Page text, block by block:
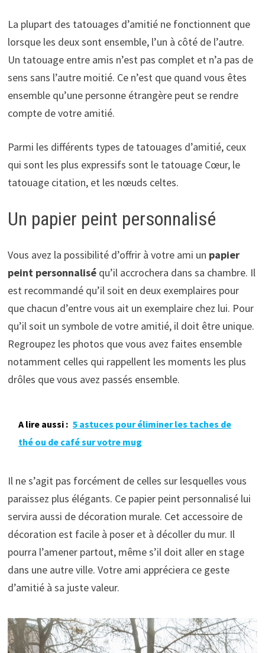
La plupart des tatouages d’amitié ne fonctionnent que
lorsque les deux sont ensemble, l’un à côté de l’autre.
Un tatouage entre amis n’est pas complet et n’a pas de
sens sans l’autre moitié. Ce n’est que quand vous êtes
ensemble qu’une personne étrangère peut se rendre
compte de votre amitié.
Parmi les différents types de tatouages d’amitié, ceux
qui sont les plus expressifs sont le tatouage Cœur, le
tatouage citation, et les nœuds celtes.
Un papier peint personnalisé
Vous avez la possibilité d’offrir à votre ami un papier
peint personnaliséqu’il accrochera dans sa chambre. Il
est recommandé qu’il soit en deux exemplaires pour
que chacun d’entre vous ait un exemplaire chez lui. Pour
qu’il soit un symbole de votre amitié, il doit être unique.
Regroupez les photos que vous avez faites ensemble
notamment celles qui rappellent les moments les plus
drôles que vous avez passés ensemble.
A lire aussi : 5 astuces pour éliminer les taches de
thé ou de café sur votre mug
Il ne s’agit pas forcément de celles sur lesquelles vous
paraissez plus élégants. Ce papier peint personnalisé lui
servira aussi de décoration murale. Cet accessoire de
décoration est facile à poser et à décoller du mur. Il
pourra l’amener partout, même s’il doit aller en stage
dans une autre ville. Votre ami appréciera ce geste
d’amitié à sa juste valeur.